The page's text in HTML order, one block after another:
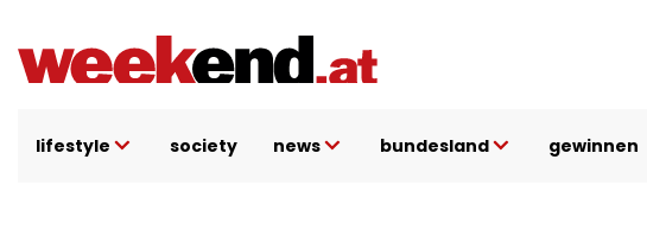
Inhalt
lifestyle society news bundesland gewinnen